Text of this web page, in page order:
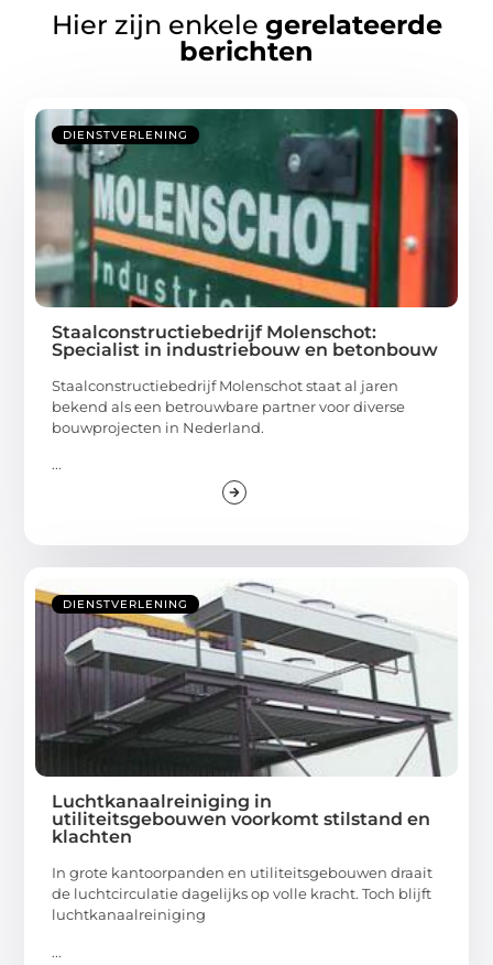
Hier zijn enkele gerelateerde
berichten
DIENSTVERLENING
Staalconstructiebedrijf Molenschot:
Specialist in industriebouw en betonbouw
Staalconstructiebedrijf Molenschot staat al jaren
bekend als een betrouwbare partner voor diverse
bouwprojecten in Nederland.
...
DIENSTVERLENING
Luchtkanaalreiniging in
utiliteitsgebouwen voorkomt stilstand en
klachten
In grote kantoorpanden en utiliteitsgebouwen draait
de luchtcirculatie dagelijks op volle kracht. Toch blijft
luchtkanaalreiniging
...